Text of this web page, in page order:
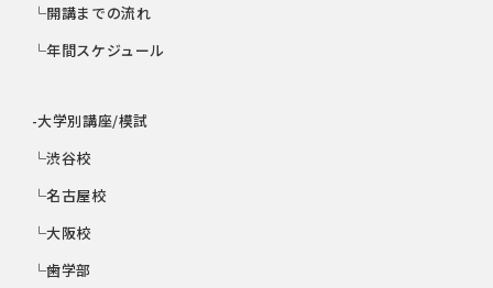
└開講までの流れ
└年間スケジュール
-大学別講座/模試
└渋谷校
└名古屋校
└大阪校
└歯学部